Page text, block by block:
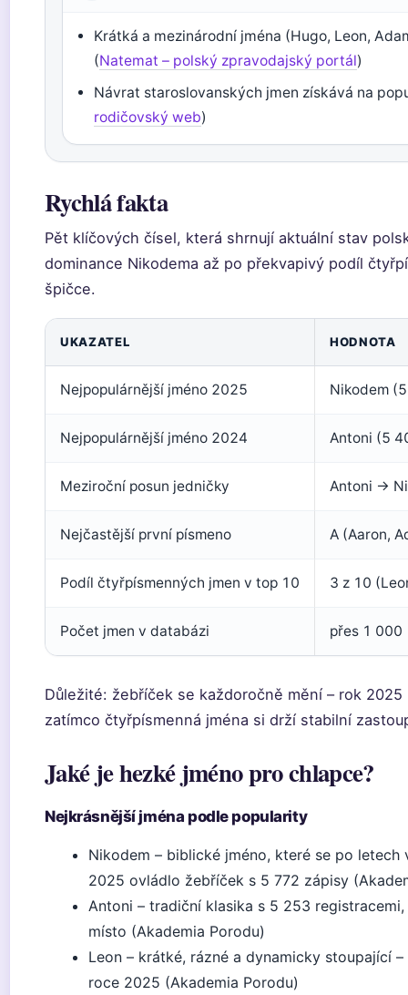
Krátká a mezinárodní jména (Hugo, Leon,
(Natemat – polský zpravodajský portál)
Návrat staroslovanských jmen získává na
rodičovský web)
Rychlá fakta
Pět klíčových čísel, která shrnují aktuální stav
dominance Nikodema až po překvapivý podíl
špičce.
UKAZATEL HODNOTA
Nejpopulárnější jméno 2025 Nikodem
Nejpopulárnější jméno 2024 Antoni (5
Meziroční posun jedničky Antoni →
Nejčastější první písmeno A (Aaron,
Podíl čtyřpísmenných jmen v top 10 3 z 10
Počet jmen v databázi přes 1 000
Důležité: žebříček se každoročně mění – rok
zatímco čtyřpísmenná jména si drží stabilní
Jaké je hezké jméno pro chlapce?
Nejkrásnější jména podle popularity
Nikodem – biblické jméno, které se po
2025 ovládlo žebříček s 5 772 zápisy
Antoni – tradiční klasika s 5 253
místo (Akademia Porodu)
Leon – krátké, rázné a dynamicky stoupající
roce 2025 (Akademia Porodu)